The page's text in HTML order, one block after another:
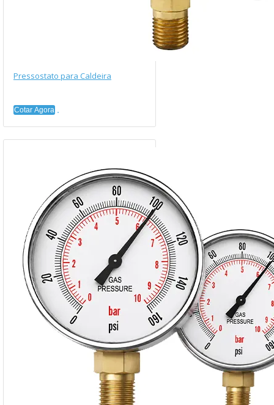
Pressostato para Caldeira
Cotar Agora